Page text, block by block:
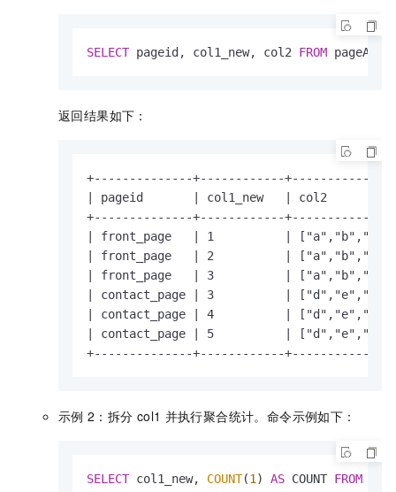
SELECT pageid, col1_new, col2 FROM pageAds
返回结果如下：
+--------------+------------+---------------
| pageid       | col1_new   | col2
+--------------+------------+---------------
| front_page   | 1          |
| front_page   | 2          |
| front_page   | 3          |
| contact_page | 3          |
| contact_page | 4          |
| contact_page | 5          |
+--------------+------------+---------------
示例 2：拆分 col1 并执行聚合统计。命令示例如下：
SELECT col1_new, COUNT(1) AS COUNT FROM